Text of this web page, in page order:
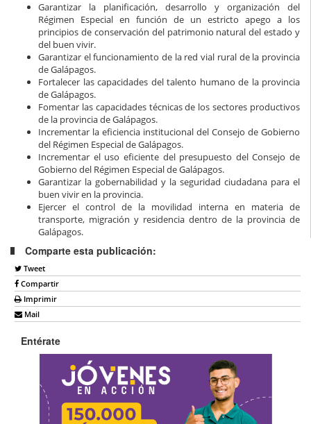
Garantizar la planificación, desarrollo y organización del
Régimen Especial en función de un estricto apego a los
principios de conservación del patrimonio natural del estado y
del buen vivir.
Garantizar el funcionamiento de la red vial rural de la provincia
de Galápagos.
Fortalecer las capacidades del talento humano de la provincia
de Galápagos.
Fomentar las capacidades técnicas de los sectores productivos
de la provincia de Galápagos.
Incrementar la eficiencia institucional del Consejo de Gobierno
del Régimen Especial de Galápagos.
Incrementar el uso eficiente del presupuesto del Consejo de
Gobierno del Régimen Especial de Galápagos.
Garantizar la gobernabilidad y la seguridad ciudadana para el
buen vivir en la provincia.
Ejercer el control de la movilidad interna en materia de
transporte, migración y residencia dentro de la provincia de
Galápagos.
Comparte esta publicación:
Tweet
Compartir
Imprimir
Mail
Entérate